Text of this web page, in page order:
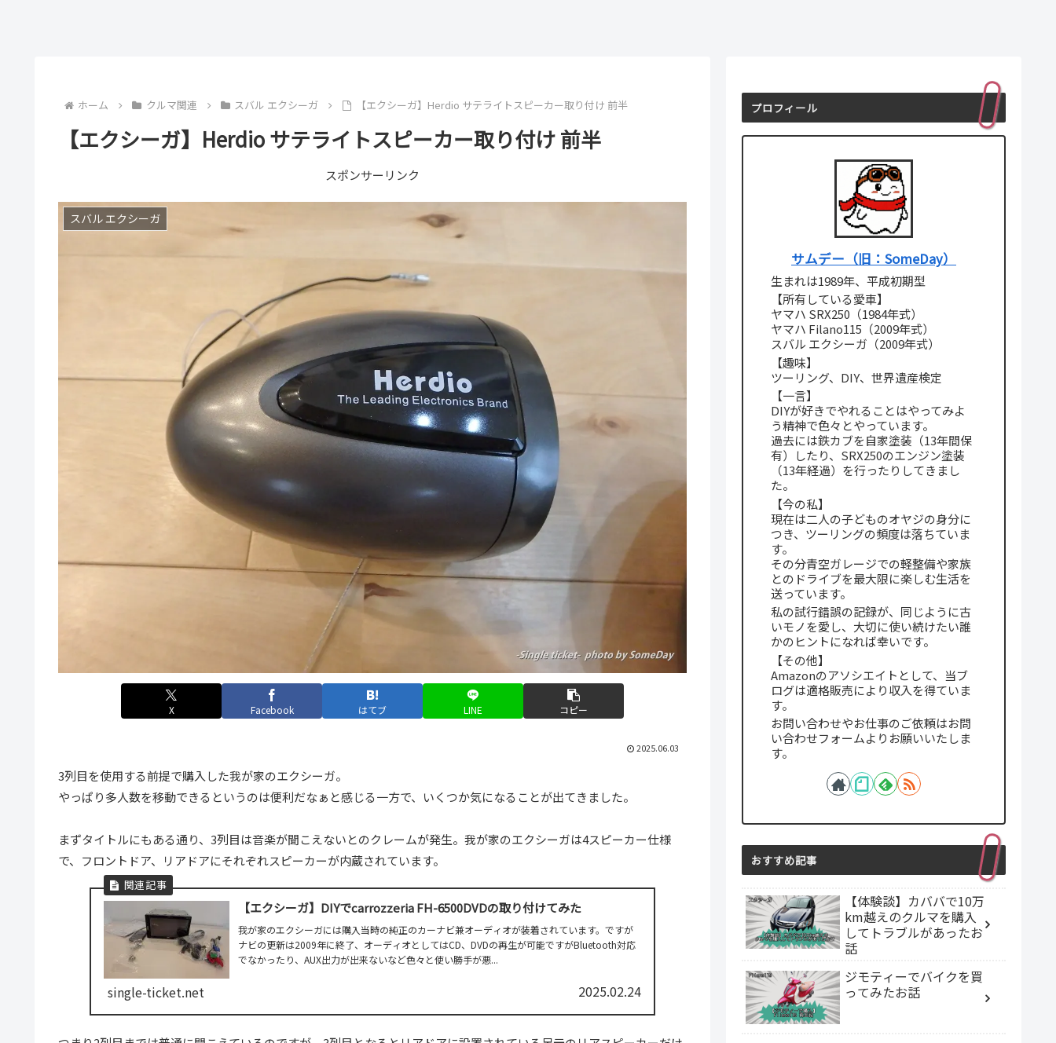
ホーム クルマ関連 スバル エクシーガ 【エクシーガ】Herdio サテライトスピーカー取り付け 前半
【エクシーガ】Herdio サテライトスピーカー取り付け 前半
スポンサーリンク
スバル エクシーガ
X Facebook はてブ LINE コピー
2025.06.03
3列目を使用する前提で購入した我が家のエクシーガ。
やっぱり多人数を移動できるというのは便利だなぁと感じる一方で、いくつか気になることが出てきました。
まずタイトルにもある通り、3列目は音楽が聞こえないとのクレームが発生。我が家のエクシーガは4スピーカー仕様
で、フロントドア、リアドアにそれぞれスピーカーが内蔵されています。
【エクシーガ】DIYでcarrozzeria FH-6500DVDの取り付けてみた
我が家のエクシーガには購入当時の純正のカーナビ兼オーディオが装着されています。ですが
ナビの更新は2009年に終了、オーディオとしてはCD、DVDの再生が可能ですがBluetooth対応
でなかったり、AUX出力が出来ないなど色々と使い勝手が悪...
single-ticket.net 2025.02.24
プロフィール
サムデー（旧：SomeDay）
生まれは1989年、平成初期型
【所有している愛車】
ヤマハ SRX250（1984年式）
ヤマハ Filano115（2009年式）
スバル エクシーガ（2009年式）
【趣味】
ツーリング、DIY、世界遺産検定
【一言】
DIYが好きでやれることはやってみよ
う精神で色々とやっています。
過去には鉄カブを自家塗装（13年間保
有）したり、SRX250のエンジン塗装
（13年経過）を行ったりしてきまし
た。
【今の私】
現在は二人の子どものオヤジの身分に
つき、ツーリングの頻度は落ちていま
す。
その分青空ガレージでの軽整備や家族
とのドライブを最大限に楽しむ生活を
送っています。
私の試行錯誤の記録が、同じように古
いモノを愛し、大切に使い続けたい誰
かのヒントになれば幸いです。
【その他】
Amazonのアソシエイトとして、当ブ
ログは適格販売により収入を得ていま
す。
お問い合わせやお仕事のご依頼はお問
い合わせフォームよりお願いいたしま
す。
おすすめ記事
【体験談】カババで10万
km越えのクルマを購入
してトラブルがあったお
話
ジモティーでバイクを買
ってみたお話